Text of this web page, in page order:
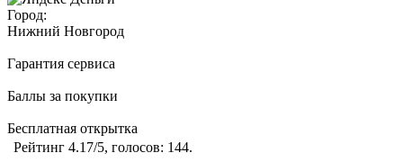
Город:
Нижний Новгород
Гарантия сервиса
Баллы за покупки
Бесплатная открытка
Рейтинг 4.17/5, голосов: 144.